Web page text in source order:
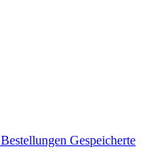
Bestellungen Gespeicherte